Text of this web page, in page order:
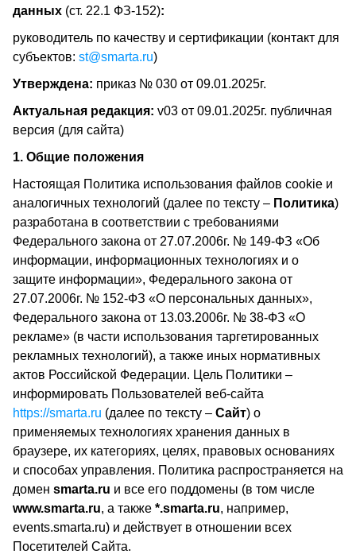
данных (ст. 22.1 ФЗ-152):
руководитель по качеству и сертификации (контакт для
субъектов: st@smarta.ru)
Утверждена: приказ № 030 от 09.01.2025г.
Актуальная редакция: v03 от 09.01.2025г. публичная
версия (для сайта)
1. Общие положения
Настоящая Политика использования файлов cookie и
аналогичных технологий (далее по тексту – Политика)
разработана в соответствии с требованиями
Федерального закона от 27.07.2006г. № 149-ФЗ «Об
информации, информационных технологиях и о
защите информации», Федерального закона от
27.07.2006г. № 152-ФЗ «О персональных данных»,
Федерального закона от 13.03.2006г. № 38-ФЗ «О
рекламе» (в части использования таргетированных
рекламных технологий), а также иных нормативных
актов Российской Федерации. Цель Политики –
информировать Пользователей веб-сайта
https://smarta.ru (далее по тексту – Сайт) о
применяемых технологиях хранения данных в
браузере, их категориях, целях, правовых основаниях
и способах управления. Политика распространяется на
домен smarta.ru и все его поддомены (в том числе
www.smarta.ru, а также *.smarta.ru, например,
events.smarta.ru) и действует в отношении всех
Посетителей Сайта.